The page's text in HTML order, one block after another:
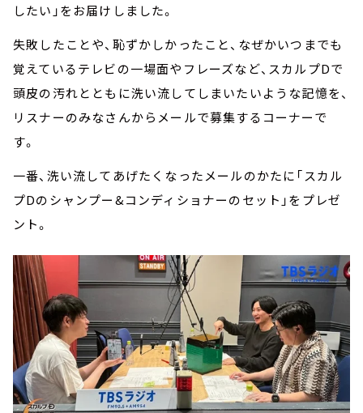
したい」をお届けしました。
失敗したことや、恥ずかしかったこと、なぜかいつまでも
覚えているテレビの一場面やフレーズなど、スカルプDで
頭皮の汚れとともに洗い流してしまいたいような記憶を、
リスナーのみなさんからメールで募集するコーナーで
す。
一番、洗い流してあげたくなったメールのかたに「スカル
プDのシャンプー&コンディショナーのセット」をプレゼ
ント。